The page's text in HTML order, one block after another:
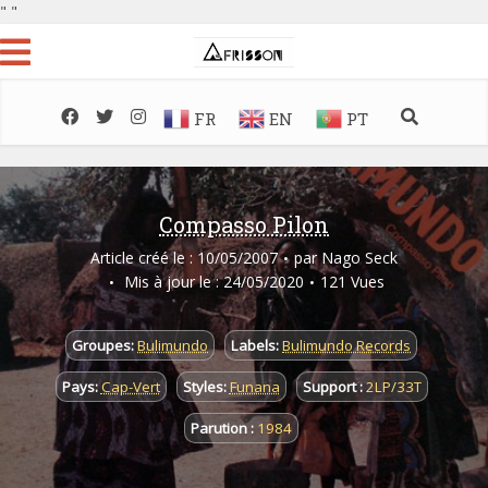
" "
FR EN PT
Compasso Pilon
Article créé le : 10/05/2007 par Nago Seck
Mis à jour le : 24/05/2020
121 Vues
Groupes:Bulimundo Labels:Bulimundo Records
Pays:Cap-Vert Styles:Funana Support :2LP/33T
Parution : 1984